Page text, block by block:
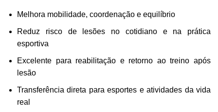
Melhora mobilidade, coordenação e equilíbrio
Reduz risco de lesões no cotidiano e na prática
esportiva
Excelente para reabilitação e retorno ao treino após
lesão
Transferência direta para esportes e atividades da vida
real